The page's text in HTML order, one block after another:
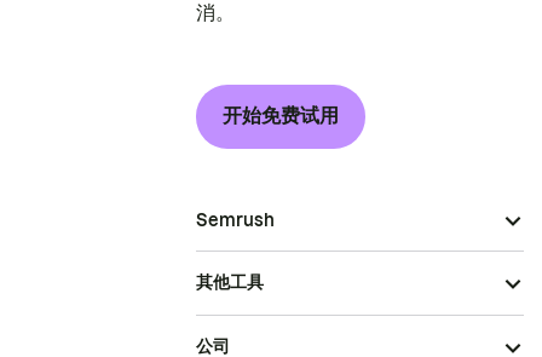
消。
开始免费试用
Semrush
其他工具
公司